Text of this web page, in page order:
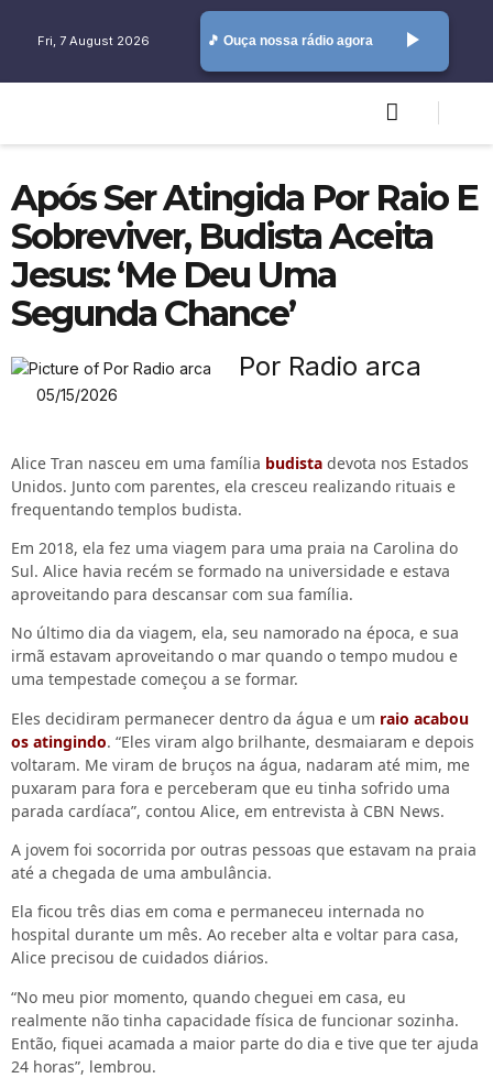
Fri, 7 August 2026 🎵 Ouça nossa rádio agora play_arrow
Após Ser Atingida Por Raio E
Sobreviver, Budista Aceita
Jesus: ‘Me Deu Uma
Segunda Chance’
Por Radio arca
05/15/2026
Alice Tran nasceu em uma família budista devota nos Estados
Unidos. Junto com parentes, ela cresceu realizando rituais e
frequentando templos budista.
Em 2018, ela fez uma viagem para uma praia na Carolina do
Sul. Alice havia recém se formado na universidade e estava
aproveitando para descansar com sua família.
No último dia da viagem, ela, seu namorado na época, e sua
irmã estavam aproveitando o mar quando o tempo mudou e
uma tempestade começou a se formar.
Eles decidiram permanecer dentro da água e um raio acabou
os atingindo. “Eles viram algo brilhante, desmaiaram e depois
voltaram. Me viram de bruços na água, nadaram até mim, me
puxaram para fora e perceberam que eu tinha sofrido uma
parada cardíaca”, contou Alice, em entrevista à CBN News.
A jovem foi socorrida por outras pessoas que estavam na praia
até a chegada de uma ambulância.
Ela ficou três dias em coma e permaneceu internada no
hospital durante um mês. Ao receber alta e voltar para casa,
Alice precisou de cuidados diários.
“No meu pior momento, quando cheguei em casa, eu
realmente não tinha capacidade física de funcionar sozinha.
Então, fiquei acamada a maior parte do dia e tive que ter ajuda
24 horas”, lembrou.